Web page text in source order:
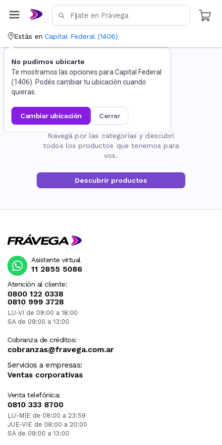
Estás en Capital Federal (1406)
No pudimos ubicarte
Te mostramos las opciones para Capital Federal
(1406). Podés cambiar tu ubicación cuando
quieras.
cambiar ubicación cerrar
La página no existe
Navegá por las categorías y descubrí
todos los productos que tenemos para
vos.
Descubrir productos
Atención al cliente:
0800 122 0338
0810 999 3728
LU-VI de 09:00 a 18:00
SA de 09:00 a 13:00
Cobranza de créditos:
cobranzas@fravega.com.ar
Servicios a empresas:
Ventas corporativas
Venta telefónica:
0810 333 8700
LU-MIE de 08:00 a 23:59
JUE-VIE de 08:00 a 20:00
SA de 09:00 a 13:00
Asistente virtual
11 2855 5086